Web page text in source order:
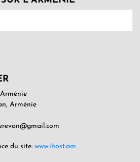
Arménie
du site: www.ihost.am